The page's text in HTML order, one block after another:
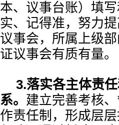
本、议事台账）填
实、记得准，努力
议事会，所属上级
证议事会有质有量。
3.落实各主体责
系。 建立完善考核
作责任制，形成层